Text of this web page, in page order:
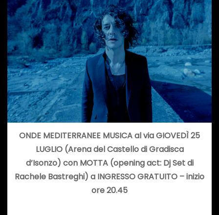
ONDE MEDITERRANEE MUSICA al via GIOVEDÌ 25
LUGLIO (Arena del Castello di Gradisca
d’Isonzo) con MOTTA (opening act: Dj Set di
Rachele Bastreghi) a INGRESSO GRATUITO – inizio
ore 20.45